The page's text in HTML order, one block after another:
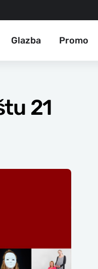
Glazba Promo
21